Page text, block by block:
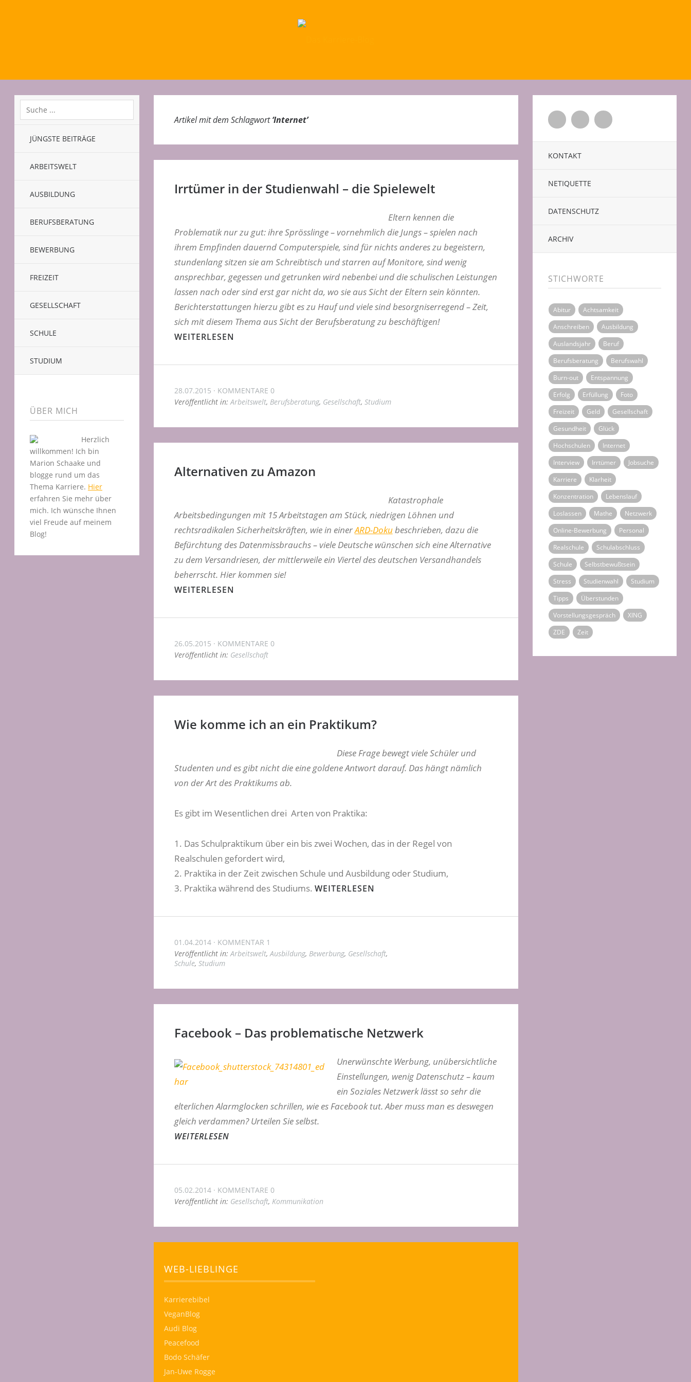
JÜNGSTE BEITRÄGE
ARBEITSWELT
AUSBILDUNG
BERUFSBERATUNG
BEWERBUNG
FREIZEIT
GESELLSCHAFT
SCHULE
STUDIUM
ÜBER MICH
Herzlich
willkommen! Ich bin
Marion Schaake und
blogge rund um das
Thema Karriere. Hier
erfahren Sie mehr über
mich. Ich wünsche Ihnen
viel Freude auf meinem
Blog!
Artikel mit dem Schlagwort‘Internet’
Irrtümer in der Studienwahl – die Spielewelt
Eltern kennen die
Problematik nur zu gut: ihre Sprösslinge – vornehmlich die Jungs – spielen nach
ihrem Empfinden dauernd Computerspiele, sind für nichts anderes zu begeistern,
stundenlang sitzen sie am Schreibtisch und starren auf Monitore, sind wenig
ansprechbar, gegessen und getrunken wird nebenbei und die schulischen Leistungen
lassen nach oder sind erst gar nicht da, wo sie aus Sicht der Eltern sein könnten.
Berichterstattungen hierzu gibt es zu Hauf und viele sind besorgniserregend – Zeit,
sich mit diesem Thema aus Sicht der Berufsberatung zu beschäftigen!
WEITERLESEN
28.07.2015
KOMMENTARE 0
Veröffentlicht in:Arbeitswelt, Berufsberatung, Gesellschaft, Studium
Alternativen zu Amazon
Katastrophale
Arbeitsbedingungen mit 15 Arbeitstagen am Stück, niedrigen Löhnen und
rechtsradikalen Sicherheitskräften, wie in einerARD-Dokubeschrieben, dazu die
Befürchtung des Datenmissbrauchs – viele Deutsche wünschen sich eine Alternative
zu dem Versandriesen, der mittlerweile ein Viertel des deutschen Versandhandels
beherrscht. Hier kommen sie!
WEITERLESEN
26.05.2015
KOMMENTARE 0
Veröffentlicht in: Gesellschaft
Wie komme ich an ein Praktikum?
Diese Frage bewegt viele Schüler und
Studenten und es gibt nicht die eine goldene Antwort darauf. Das hängt nämlich
von der Art des Praktikums ab.
Es gibt im Wesentlichen drei Arten von Praktika:
1. Das Schulpraktikum über ein bis zwei Wochen, das in der Regel von
Realschulen gefordert wird,
2. Praktika in der Zeit zwischen Schule und Ausbildung oder Studium,
3. Praktika während des Studiums. WEITERLESEN
01.04.2014
KOMMENTAR 1
Veröffentlicht in:Arbeitswelt,Ausbildung, Bewerbung, Gesellschaft,
Schule, Studium
Facebook – Das problematische Netzwerk
Unerwünschte Werbung, unübersichtliche
Einstellungen, wenig Datenschutz – kaum
ein Soziales Netzwerk lässt so sehr die
elterlichen Alarmglocken schrillen, wie es Facebook tut. Aber muss man es deswegen
gleich verdammen? Urteilen Sie selbst.
WEITERLESEN
05.02.2014
KOMMENTARE 0
Veröffentlicht in: Gesellschaft, Kommunikation
WEB-LIEBLINGE
Karrierebibel
VeganBlog
Audi Blog
Peacefood
Bodo Schäfer
Jan-Uwe Rogge
TwitterFacebookXing
KONTAKT
NETIQUETTE
DATENSCHUTZ
ARCHIV
STICHWORTE
Abitur
Achtsamkeit
Anschreiben
Ausbildung
Auslandsjahr
Beruf
Berufsberatung
Berufswahl
Burn-out
Entspannung
Erfolg
Erfüllung
Foto
Freizeit
Geld
Gesellschaft
Gesundheit
Glück
Hochschulen
Internet
Interview
Irrtümer
Jobsuche
Karriere
Klarheit
Konzentration
Lebenslauf
Loslassen
Mathe
Netzwerk
Online-Bewerbung
Personal
Realschule
Schulabschluss
Schule
Selbstbewußtsein
Stress
Studienwahl
Studium
Tipps
Überstunden
Vorstellungsgespräch
XING
ZDE
Zeit